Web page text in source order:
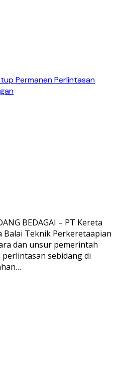
Permanen Perlintasan
BEDAGAI – PT Kereta
Balai Teknik Perkeretaapian
dan unsur pemerintah
sebidang di